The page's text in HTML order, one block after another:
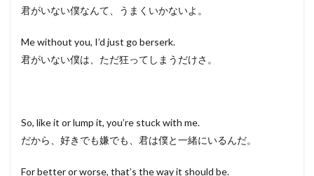
君がいない僕なんて、うまくいかないよ。
Me without you, I’d just go berserk.
君がいない僕は、ただ狂ってしまうだけさ。
So, like it or lump it, you’re stuck with me.
だから、好きでも嫌でも、君は僕と一緒にいるんだ。
For better or worse, that’s the way it should be.